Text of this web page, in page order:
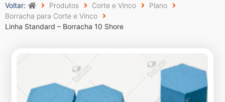
Voltar: Produtos Corte e Vinco
Plano
Borracha para Corte e Vinco
Linha Standard – Borracha 10 Shore